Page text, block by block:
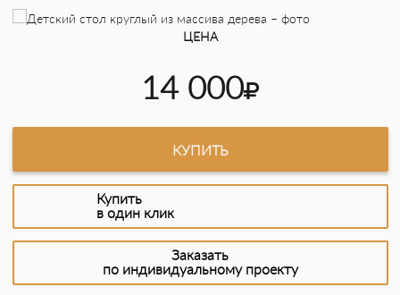
ЦЕНА
14 000
КУПИТЬ
Купить
в один клик
Заказать
по индивидуальному проекту